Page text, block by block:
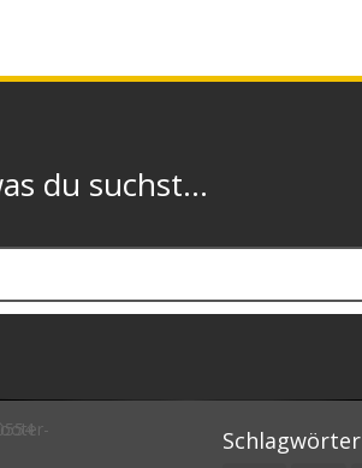
du suchst...
Schlagwörter